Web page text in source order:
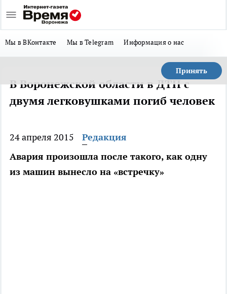
Мы в ВКонтакте Мы в Telegram Информация о нас
Принять
В Воронежской области в ДТП с
двумя легковушками погиб человек
24 апреля 2015
Редакция
Авария произошла после такого, как одну
из машин вынесло на «встречку»